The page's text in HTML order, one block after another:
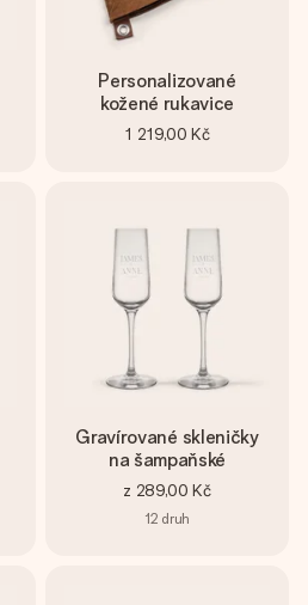
Personalizované
kožené rukavice
1 219,00 Kč
Gravírované skleničky
na šampaňské
z 289,00 Kč
12 druh